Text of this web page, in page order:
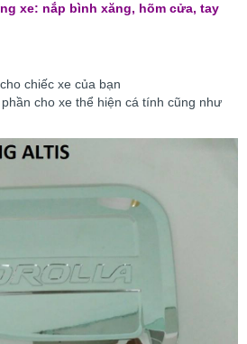
xe: nắp bình xăng, hõm cửa, tay
chiếc xe của bạn
cho xe thể hiện cá tính cũng như